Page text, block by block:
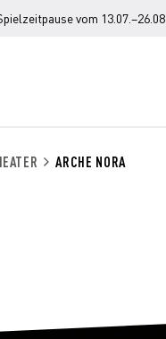
vom 13.07.–26.08.
ARCHE NORA